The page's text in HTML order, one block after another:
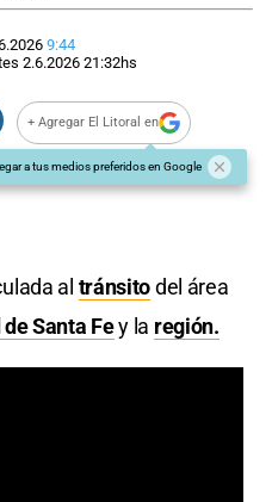
9:44
2.6.2026 21:32hs
+ Agregar El Litoral en
a tus medios preferidos en Google
al tránsitodel área
Santa Fey la región.